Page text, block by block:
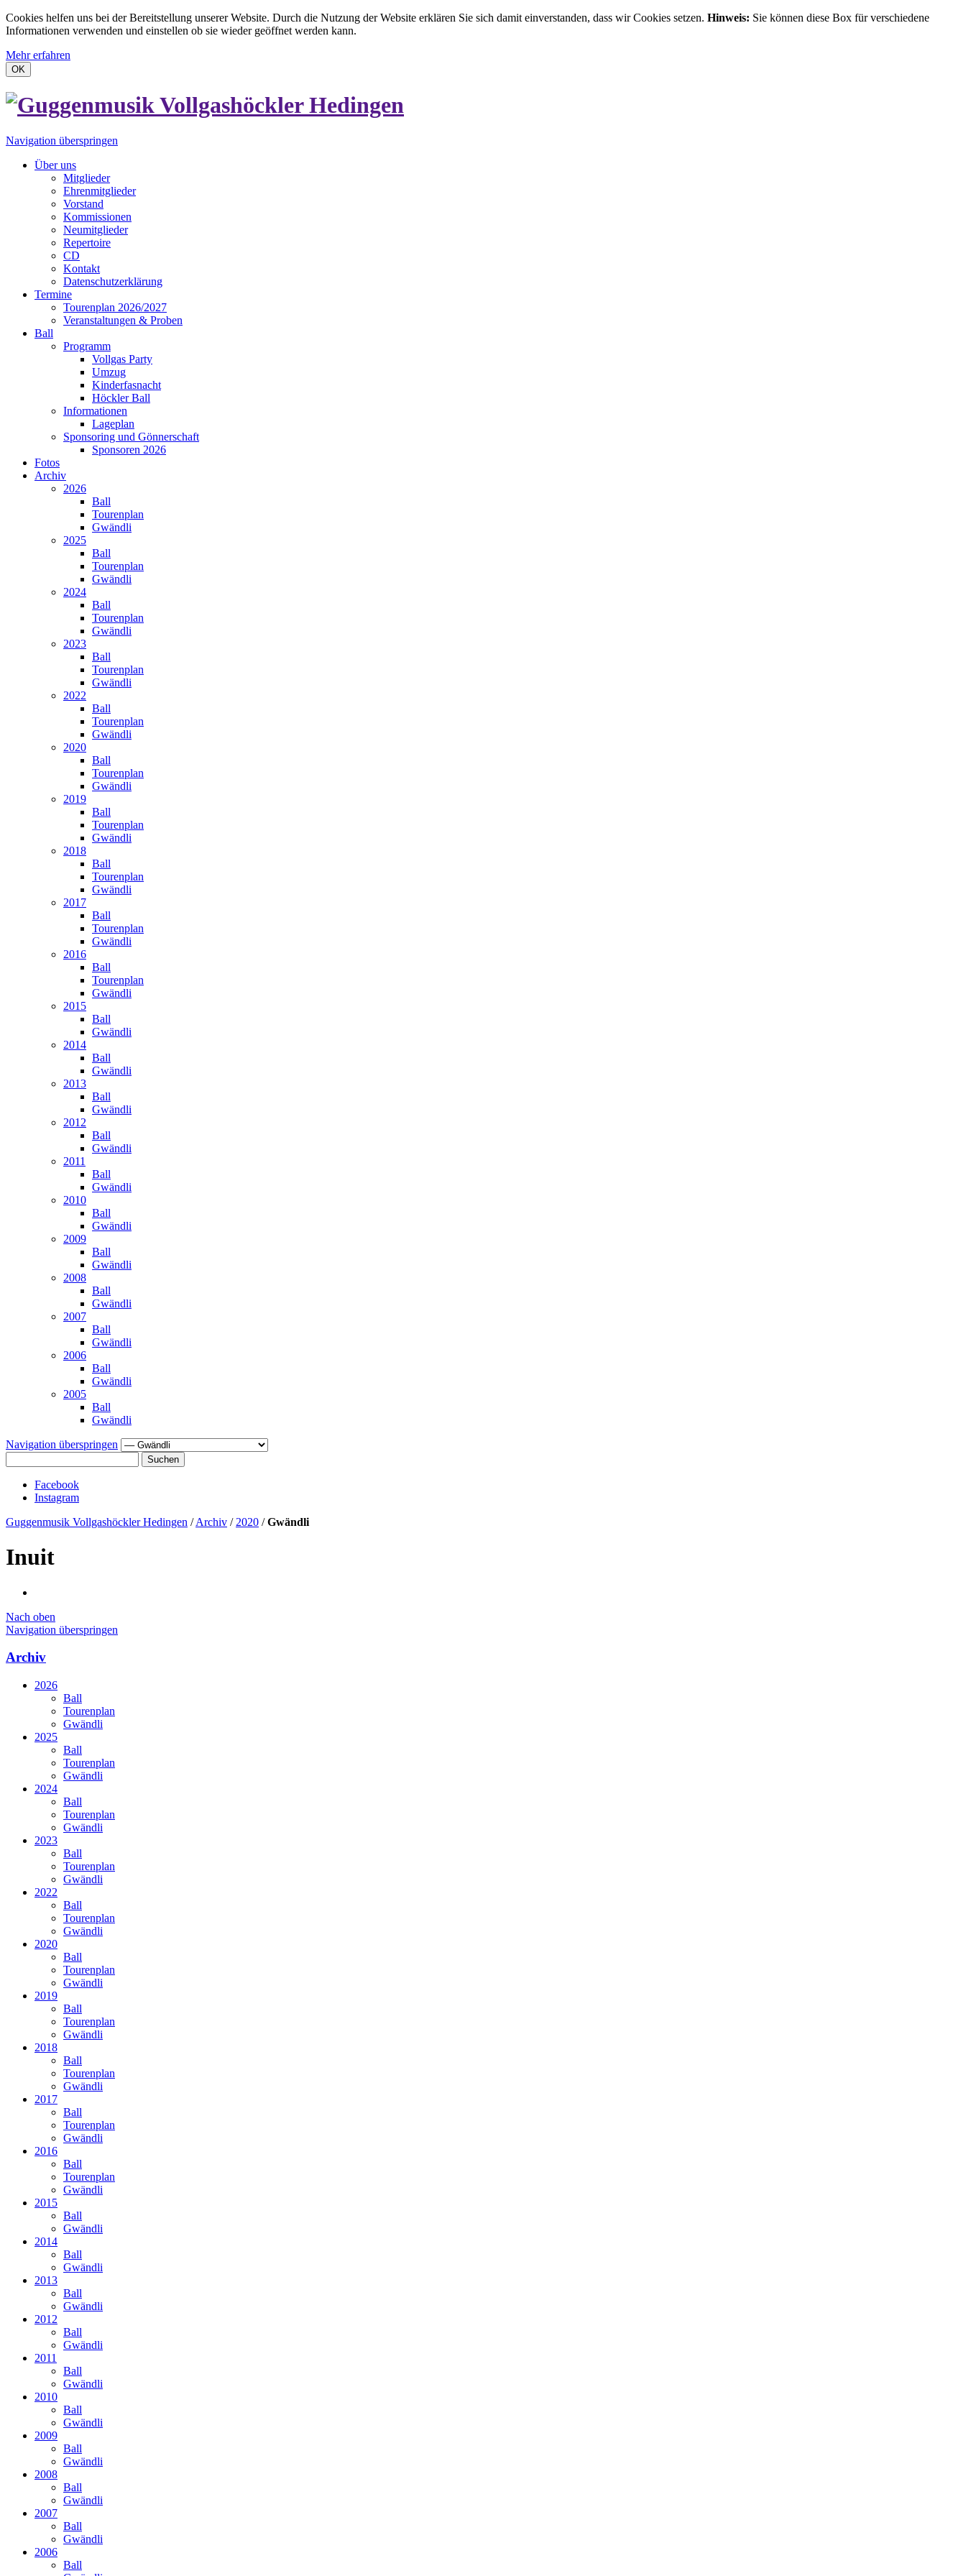
Cookies helfen uns bei der Bereitstellung unserer Website. Durch die Nutzung der Website erklären Sie sich damit einverstanden, dass wir Cookies setzen. Hinweis: Sie können diese Box für verschiedene
Informationen verwenden und einstellen ob sie wieder geöffnet werden kann.
Mehr erfahren
OK
Navigation überspringen
Über uns
Mitglieder
Ehrenmitglieder
Vorstand
Kommissionen
Neumitglieder
Repertoire
CD
Kontakt
Datenschutzerklärung
Termine
Tourenplan 2026/2027
Veranstaltungen & Proben
Ball
Programm
Vollgas Party
Umzug
Kinderfasnacht
Höckler Ball
Informationen
Lageplan
Sponsoring und Gönnerschaft
Sponsoren 2026
Fotos
Archiv
2026
Ball
Tourenplan
Gwändli
2025
Ball
Tourenplan
Gwändli
2024
Ball
Tourenplan
Gwändli
2023
Ball
Tourenplan
Gwändli
2022
Ball
Tourenplan
Gwändli
2020
Ball
Tourenplan
Gwändli
2019
Ball
Tourenplan
Gwändli
2018
Ball
Tourenplan
Gwändli
2017
Ball
Tourenplan
Gwändli
2016
Ball
Tourenplan
Gwändli
2015
Ball
Gwändli
2014
Ball
Gwändli
2013
Ball
Gwändli
2012
Ball
Gwändli
2011
Ball
Gwändli
2010
Ball
Gwändli
2009
Ball
Gwändli
2008
Ball
Gwändli
2007
Ball
Gwändli
2006
Ball
Gwändli
2005
Ball
Gwändli
Navigation überspringen
Suchen
Facebook
Instagram
Guggenmusik Vollgashöckler Hedingen /Archiv / 2020 /Gwändli
Inuit
Nach oben
Navigation überspringen
Archiv
2026
Ball
Tourenplan
Gwändli
2025
Ball
Tourenplan
Gwändli
2024
Ball
Tourenplan
Gwändli
2023
Ball
Tourenplan
Gwändli
2022
Ball
Tourenplan
Gwändli
2020
Ball
Tourenplan
Gwändli
2019
Ball
Tourenplan
Gwändli
2018
Ball
Tourenplan
Gwändli
2017
Ball
Tourenplan
Gwändli
2016
Ball
Tourenplan
Gwändli
2015
Ball
Gwändli
2014
Ball
Gwändli
2013
Ball
Gwändli
2012
Ball
Gwändli
2011
Ball
Gwändli
2010
Ball
Gwändli
2009
Ball
Gwändli
2008
Ball
Gwändli
2007
Ball
Gwändli
2006
Ball